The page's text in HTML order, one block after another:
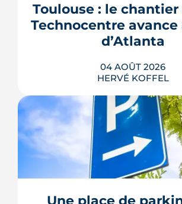
Toulouse : le chantier
Technocentre avance
d’Atlanta
04 AOÛT 2026
HERVÉ KOFFEL
Avenue d'Atlanta, à la
chantier de six hectares
coulisses techniques de
Métropole. Derrière les
déménagement de services,
Une place de